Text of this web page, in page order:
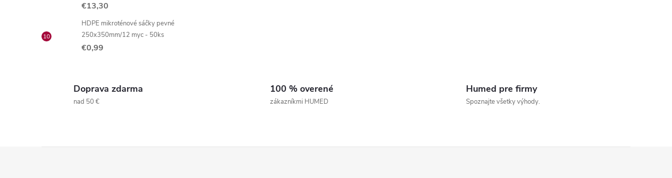
€13,30
HDPE mikroténové sáčky pevné
250x350mm/12 myc - 50ks
€0,99
Doprava zdarma
nad 50 €
100 % overené
zákazníkmi HUMED
Humed pre firmy
Spoznajte všetky výhody.